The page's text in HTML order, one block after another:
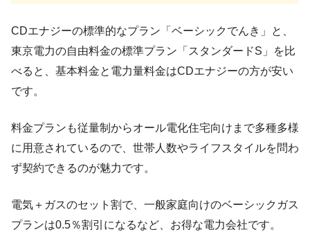
CDエナジーの標準的なプラン「ベーシックでんき」と、
東京電力の自由料金の標準プラン「スタンダードS」を比
べると、基本料金と電力量料金はCDエナジーの方が安い
です。
料金プランも従量制からオール電化住宅向けまで多種多様
に用意されているので、世帯人数やライフスタイルを問わ
ず契約できるのが魅力です。
電気＋ガスのセット割で、一般家庭向けのベーシックガス
プランは0.5％割引になるなど、お得な電力会社です。